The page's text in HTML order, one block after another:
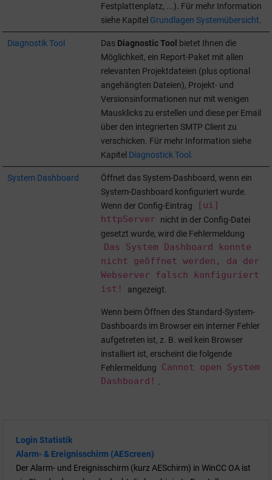
Festplattenplatz, ...). Für mehr Information
siehe Kapitel Grundlagen Systemübersicht.
Diagnostik Tool Das Diagnostic Tool bietet Ihnen die
Möglichkeit, ein Report-Paket mit allen
relevanten Projektdateien (plus optional
angehängten Dateien), Projekt- und
Versionsinformationen nur mit wenigen
Mausklicks zu erstellen und diese per Email
über den integrierten SMTP Client zu
verschicken. Für mehr Information siehe
Kapitel Diagnostick Tool.
System Dashboard
Öffnet das System-Dashboard, wenn ein
System-Dashboard konfiguriert wurde.
Wenn der Config-Eintrag
[ui]
httpServer
nicht in der Config-Datei
gesetzt wurde, wird die Fehlermeldung
Das System Dashboard konnte
nicht geöffnet werden, da der
Webserver falsch konfiguriert
ist!
angezeigt.
Wenn beim Öffnen des Standard-System-
Dashboards im Browser ein interner Fehler
aufgetreten ist, z. B. weil kein Browser
installiert ist, erscheint die folgende
Fehlermeldung
Cannot open System
Dashboard!
.
Login Statistik
Alarm- & Ereignisschirm (AEScreen)
Der Alarm- und Ereignisschirm (kurz AESchirm) in WinCC OA ist